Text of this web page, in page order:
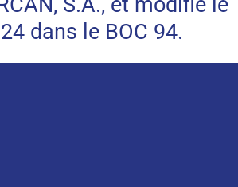
dans le BOC 94.